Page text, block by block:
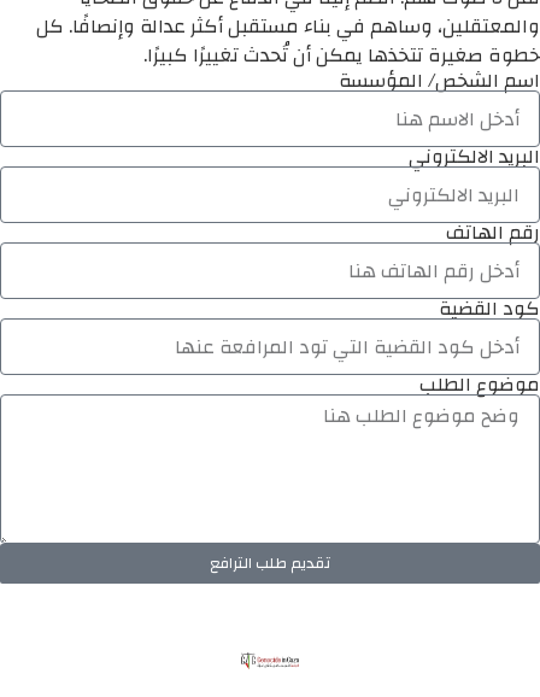
والمعتقلين، وساهم في بناء مستقبل أكثر عدالة وإنصافًا. كل
خطوة صغيرة تتخذها يمكن أن تُحدث تغييرًا كبيرًا.
اسم الشخص/ المؤسسة
البريد الالكتروني
رقم الهاتف
كود القضية
موضوع الطلب
تقديم طلب الترافع